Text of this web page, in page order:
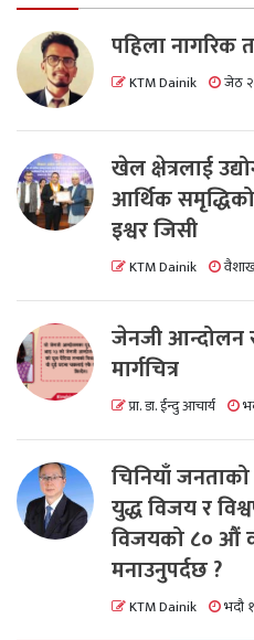
पहिला नागरिक
KTM Dainik जेठ
खेल क्षेत्रलाई
आर्थिक
इश्वर जिसी
KTM Dainik
जेनजी आन्दोलन
मार्गचित्र
प्रा. डा. ईन्दु आचार्य
चिनियाँ
युद्ध विजय र
विजयको ८० औं
मनाउनुपर्दछ ?
KTM Dainik भदौ